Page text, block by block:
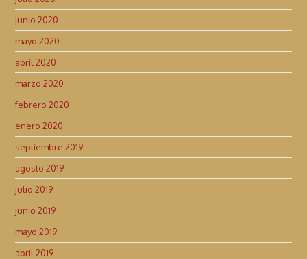
junio 2020
mayo 2020
abril 2020
marzo 2020
febrero 2020
enero 2020
septiembre 2019
agosto 2019
julio 2019
junio 2019
mayo 2019
abril 2019